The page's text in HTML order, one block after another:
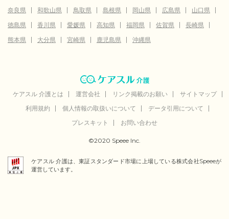
奈良県
和歌山県 鳥取県 島根県 岡山県 広島県
山口県
徳島県
香川県 愛媛県 高知県 福岡県 佐賀県
長崎県
熊本県
大分県 宮崎県 鹿児島県 沖縄県
ケアスル 介護とは 運営会社 リンク掲載のお願い
サイトマップ
利用規約
個人情報の取扱いについて
データ引用について
プレスキット
お問い合わせ
©2020 Speee Inc.
ケアスル 介護は、東証スタンダード市場に上場している株式会社Speeeが
運営しています。